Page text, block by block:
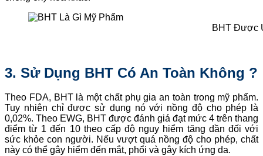
BHT Được
3. Sử Dụng BHT Có An Toàn Không ?
Theo FDA, BHT là một chất phụ gia an toàn trong mỹ phẩm.
Tuy nhiên chỉ được sử dụng nó với nồng độ cho phép là
0,02%. Theo EWG, BHT được đánh giá đạt mức 4 trên thang
điểm từ 1 đến 10 theo cấp độ nguy hiểm tăng dần đối với
sức khỏe con người. Nếu vượt quá nồng độ cho phép, chất
này có thể gây hiểm đến mắt, phổi và gây kích ứng da.